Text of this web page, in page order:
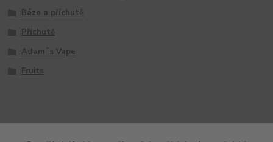
Báze a příchutě
Příchutě
Adam´s Vape
Fruits